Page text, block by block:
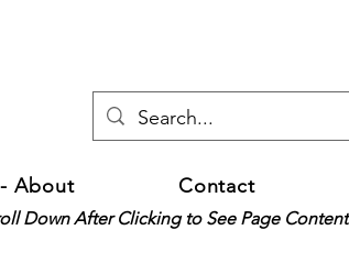
About Contact
Down After Clicking to See Page Content